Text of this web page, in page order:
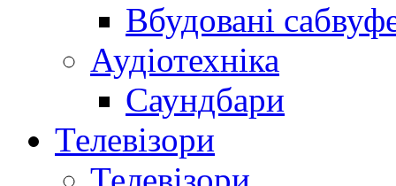
Вбудовані
Аудіотехніка
Саундбари
Телевізори